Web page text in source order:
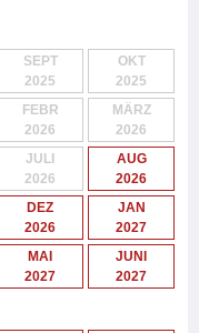
SEPT
2025
OKT
2025
FEBR
2026
MÄRZ
2026
JULI
2026
AUG
2026
DEZ
2026
JAN
2027
MAI
2027
JUNI
2027